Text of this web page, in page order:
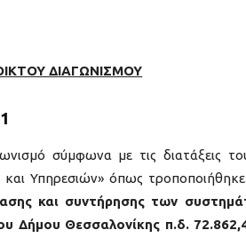
ΔΙΑΓΩΝΙΣΜΟΥ
σύμφωνα με τις διατάξεις
Υπηρεσιών» όπως τροποποιήθηκε
και συντήρησης των
Δήμου Θεσσαλονίκης π.δ.